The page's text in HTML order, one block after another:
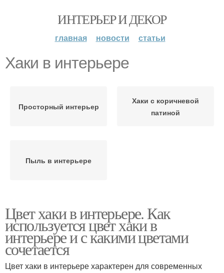
ИНТЕРЬЕР И ДЕКОР
главная новости статьи
Хаки в интерьере
Просторный интерьер
Хаки с коричневой
патиной
Пыль в интерьере
Цвет хаки в интерьере. Как
используется цвет хаки в
интерьере и с какими цветами
сочетается
Цвет хаки в интерьере характерен для современных